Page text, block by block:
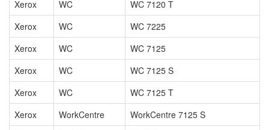
Xerox
WC
WC 7120 T
Xerox
WC
WC 7225
Xerox
WC
WC 7125
Xerox
WC
WC 7125 S
Xerox
WC
WC 7125 T
Xerox
WorkCentre
WorkCentre 7125 S